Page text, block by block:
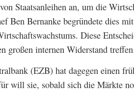
Staatsanleihen an, um die
Ben Bernanke begründete dies
Diese
großen internen Widerstand
(EZB) hat dagegen einen
will sie, sobald sich die Märkte